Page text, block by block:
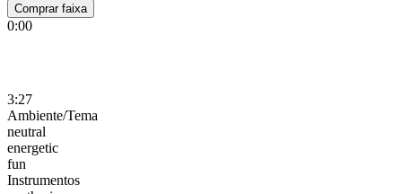
Comprar faixa
0:00
3:27
Ambiente/Tema
neutral
energetic
fun
Instrumentos